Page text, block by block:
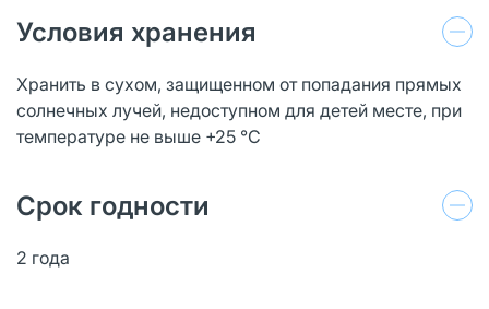
Условия хранения
Хранить в сухом, защищенном от попадания прямых
солнечных лучей, недоступном для детей месте, при
температуре не выше +25 °С
Срок годности
2 года